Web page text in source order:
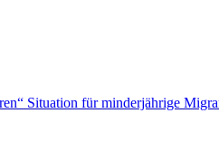
Situation für minderjährige